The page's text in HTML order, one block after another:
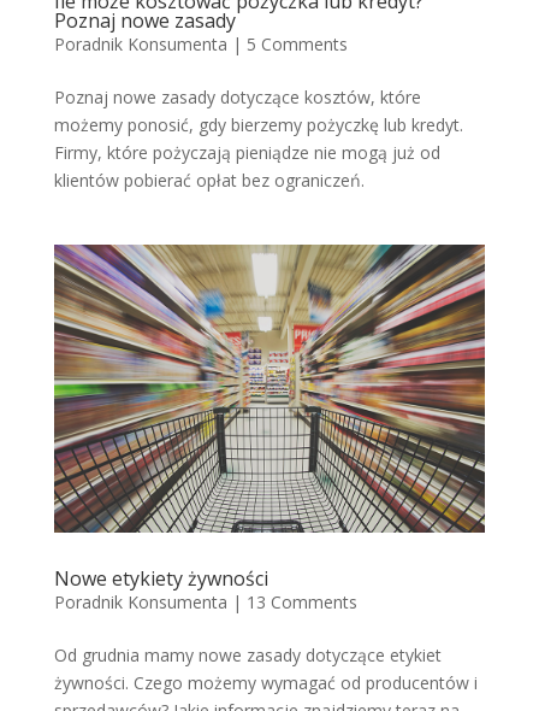
Poznaj nowe zasady
Poradnik Konsumenta | 5 Comments
Poznaj nowe zasady dotyczące kosztów, które
możemy ponosić, gdy bierzemy pożyczkę lub kredyt.
Firmy, które pożyczają pieniądze nie mogą już od
klientów pobierać opłat bez ograniczeń.
Nowe etykiety żywności
Poradnik Konsumenta | 13 Comments
Od grudnia mamy nowe zasady dotyczące etykiet
żywności. Czego możemy wymagać od producentów i